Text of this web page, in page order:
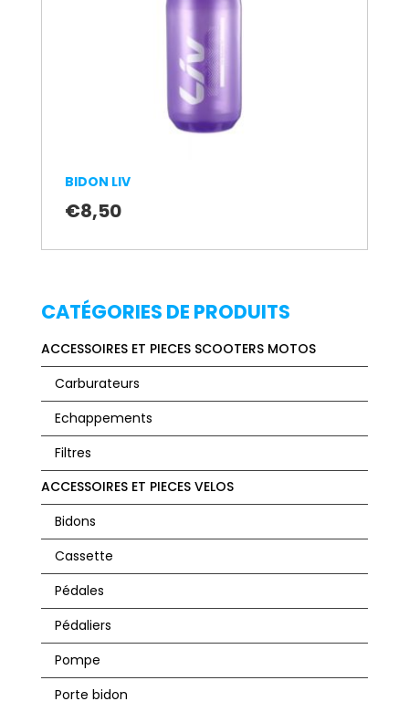
BIDON LIV
€8,50
CATÉGORIES DE PRODUITS
ACCESSOIRES ET PIECES SCOOTERS MOTOS
Carburateurs
Echappements
Filtres
ACCESSOIRES ET PIECES VELOS
Bidons
Cassette
Pédales
Pédaliers
Pompe
Porte bidon